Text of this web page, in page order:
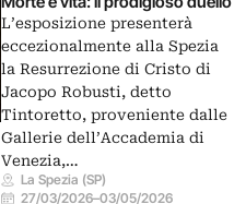
L’esposizione presenterà
eccezionalmente alla Spezia
la Resurrezione di Cristo di
Jacopo Robusti, detto
Tintoretto, proveniente dalle
Gallerie dell’Accademia di
Venezia,…
La Spezia (SP)
27/03/2026–03/05/2026